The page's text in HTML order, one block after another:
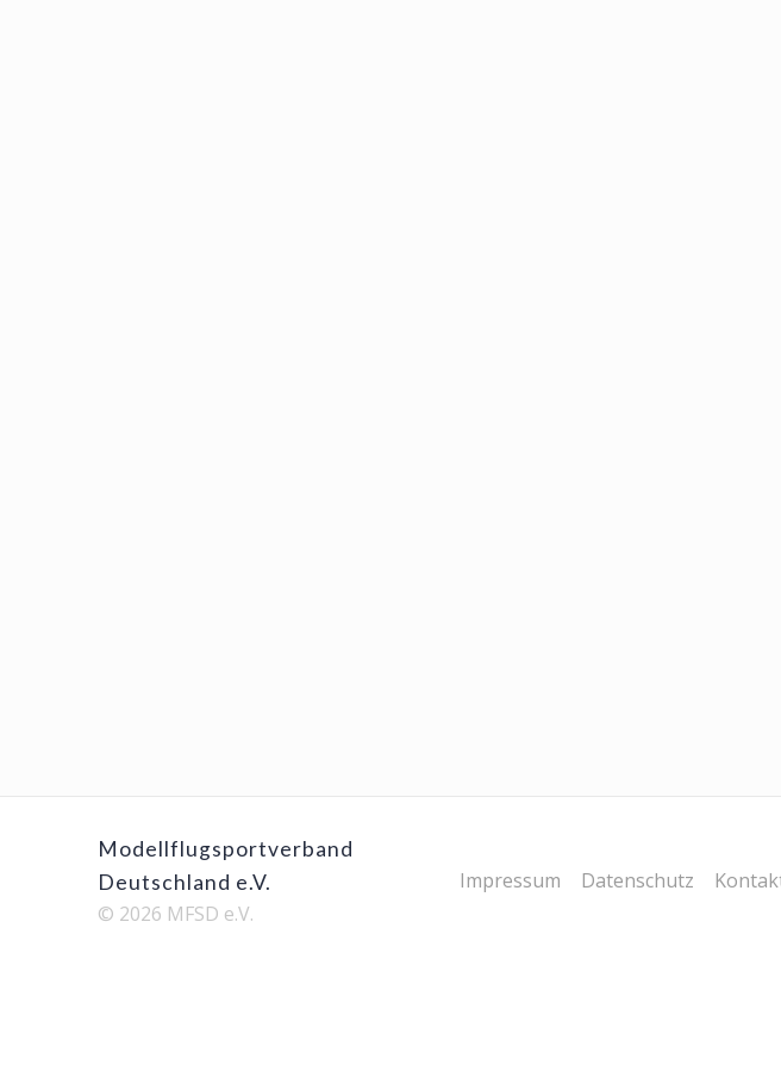
Modellflugsportverband
Deutschland e.V.
© 2026 MFSD e.V.
Impressum Datenschutz